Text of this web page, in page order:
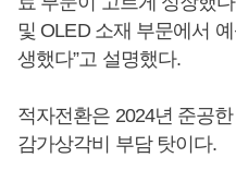
및 OLED 소재 부문에서
생했다”고 설명했다.
적자전환은 2024년 준공
감가상각비 부담 탓이다.